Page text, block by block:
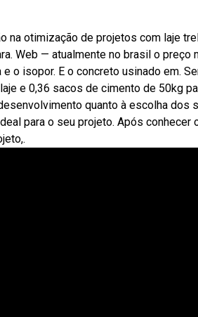
na otimização de projetos com laje
Web — atualmente no brasil o preço
o isopor. E o concreto usinado em.
e 0,36 sacos de cimento de 50kg
quanto à escolha dos
para o seu projeto. Após